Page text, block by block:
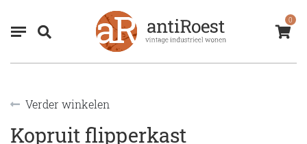
0
Verder winkelen
Kopruit flipperkast